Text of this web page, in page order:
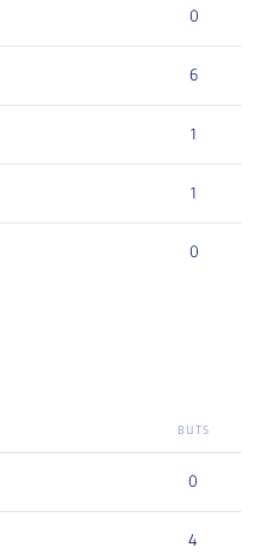
0
6
1
1
0
BUTS
0
4